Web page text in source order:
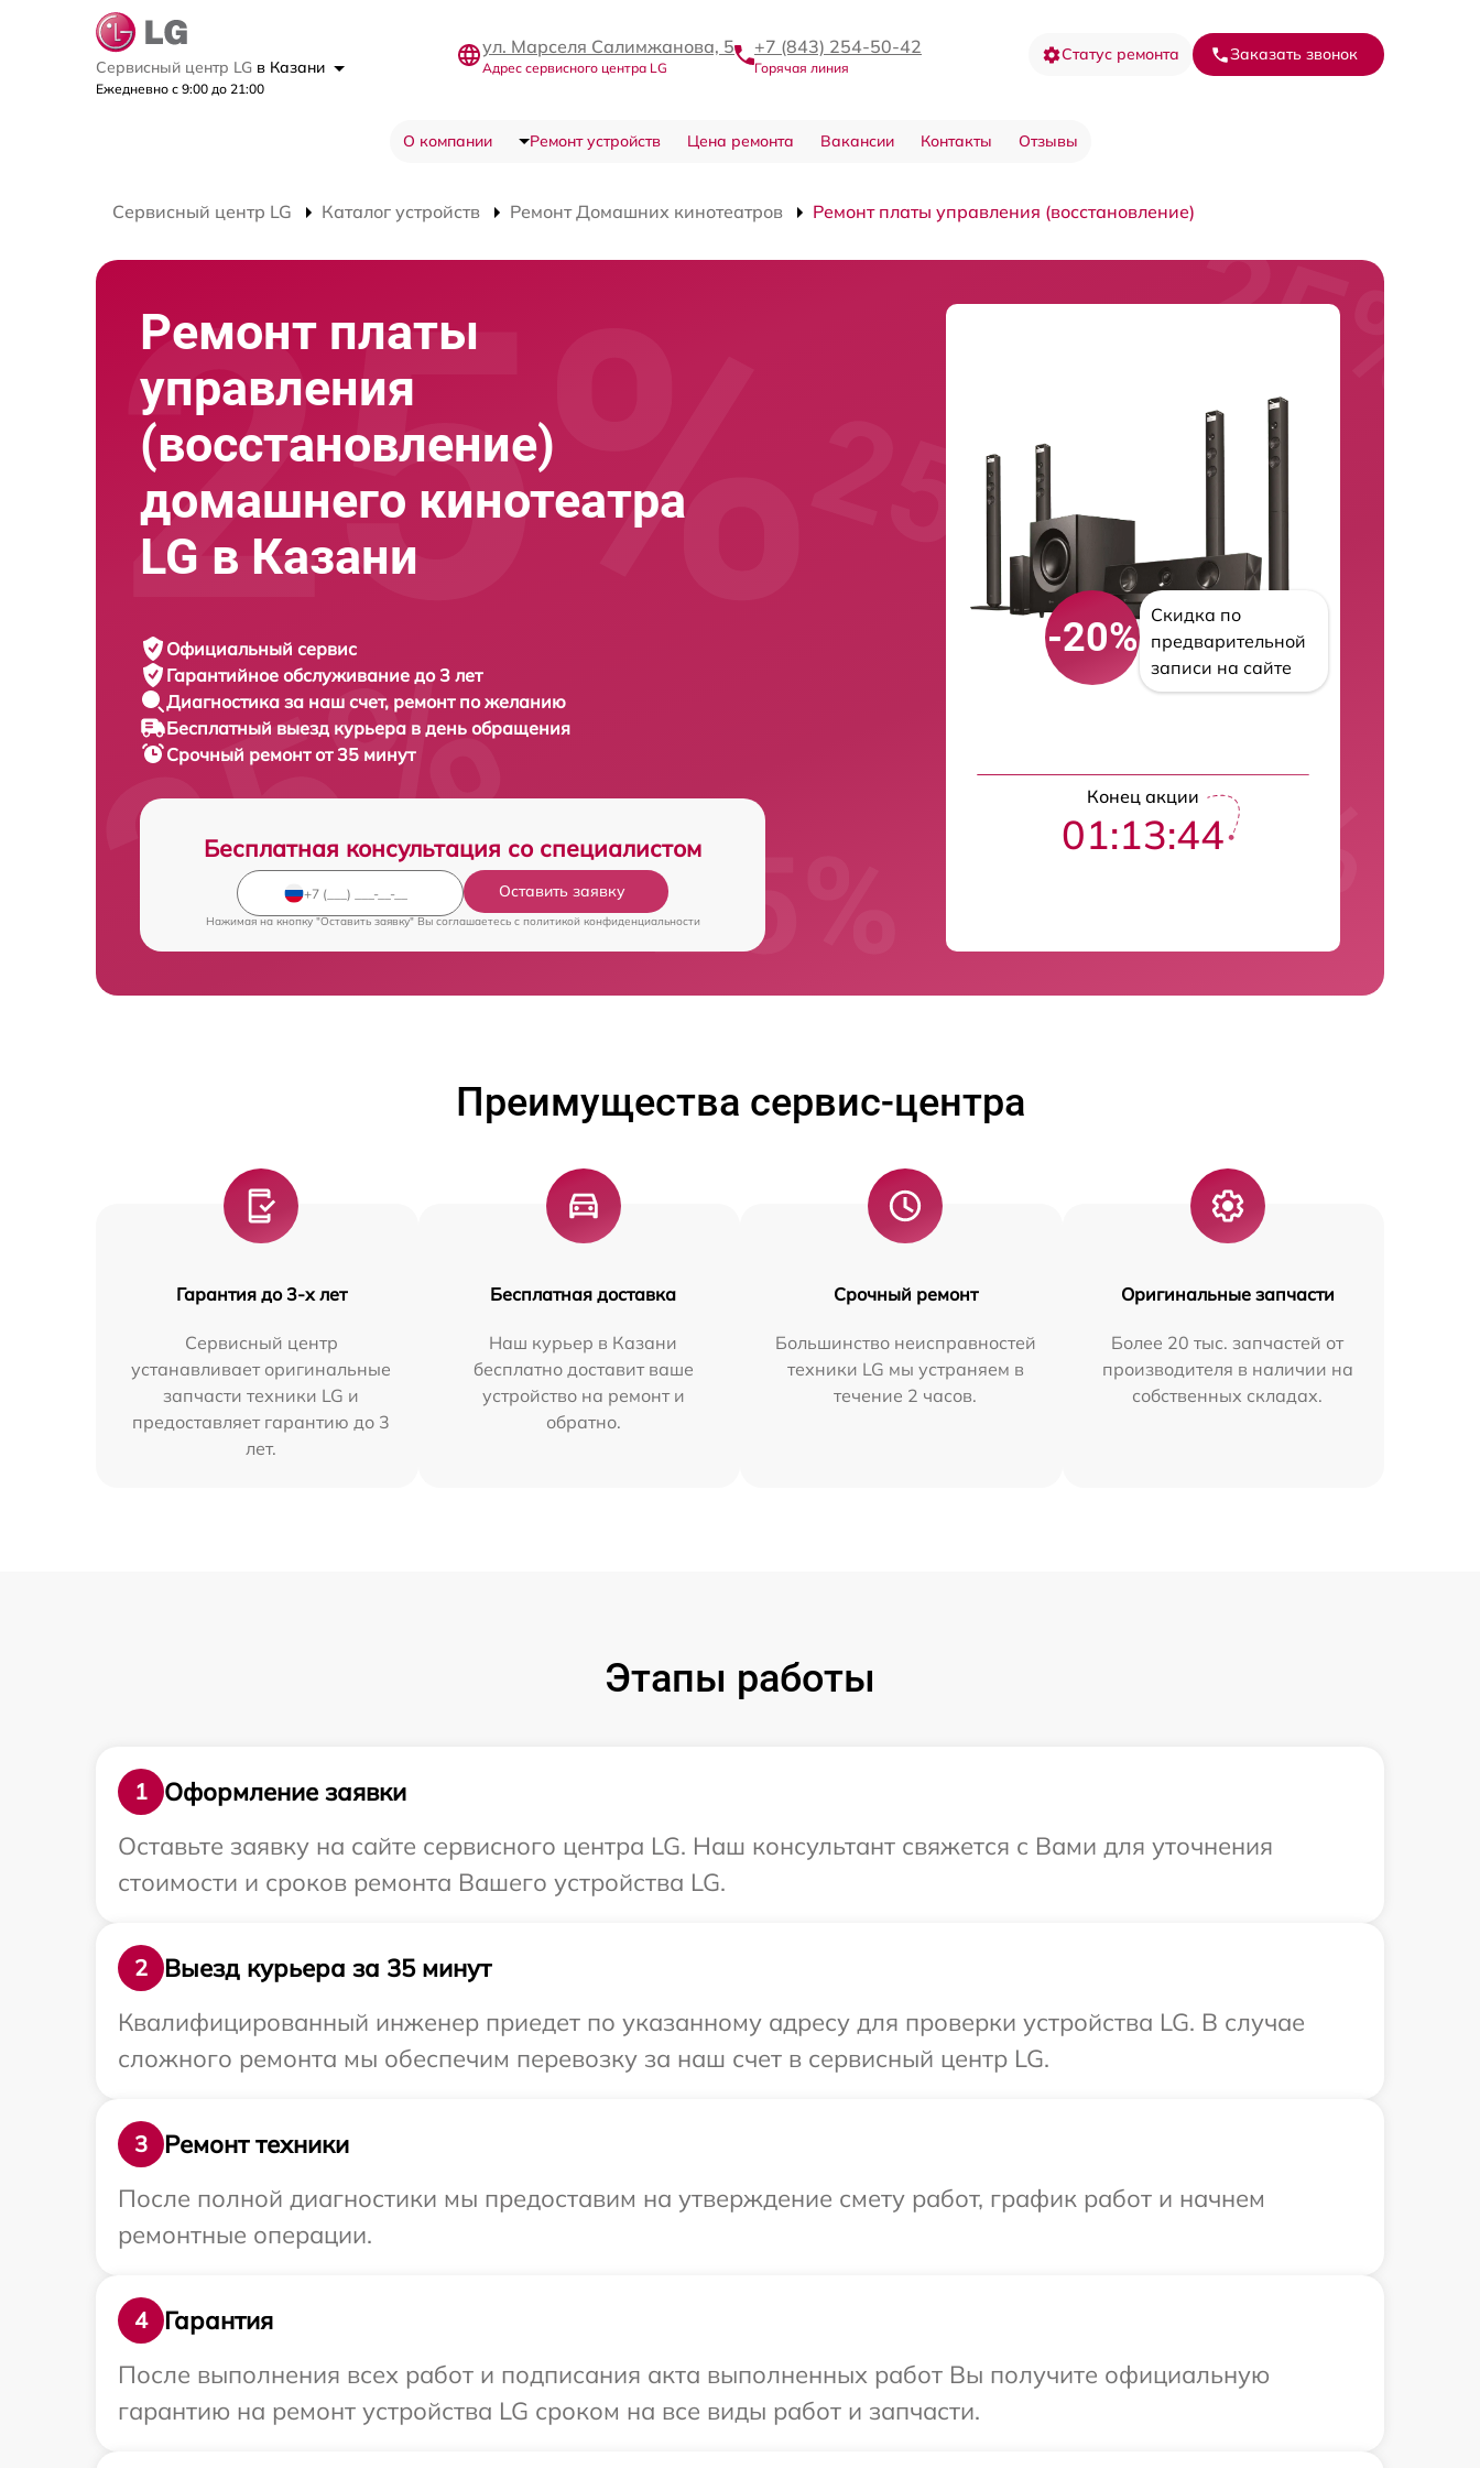
Сервисный центр LG в Казани
Ежедневно с 9:00 до 21:00
ул. Марселя Салимжанова, 5
Адрес сервисного центра LG
+7 (843) 254-50-42
Горячая линия
Статус ремонта Заказать звонок
О компании Ремонт устройств Цена ремонта Вакансии Контакты Отзывы
Сервисный центр LG Каталог устройств Ремонт Домашних кинотеатров Ремонт платы управления (восстановление)
Ремонт платы
управления
(восстановление)
домашнего кинотеатра
LG в Казани
Официальный сервис
Гарантийное обслуживание до 3 лет
Диагностика за наш счет, ремонт по желанию
Бесплатный выезд курьера в день обращения
Срочный ремонтот 35 минут
Бесплатная консультация со специалистом
Оставить заявку
Нажимая на кнопку "Оставить заявку" Вы соглашаетесь c политикой конфиденциальности
-20%
Скидка по
предварительной
записи на сайте
Конец акции
01:13:42
Преимущества сервис-центра
Гарантия до 3-х лет
Сервисный центр
устанавливает оригинальные
запчасти техники LG и
предоставляет гарантию до 3
лет.
Бесплатная доставка
Наш курьер в Казани
бесплатно доставит ваше
устройство на ремонт и
обратно.
Срочный ремонт
Большинство неисправностей
техники LG мы устраняем в
течение 2 часов.
Оригинальные запчасти
Более 20 тыс. запчастей от
производителя в наличии на
собственных складах.
Этапы работы
1
Оформление заявки
Оставьте заявку на сайте сервисного центра LG. Наш консультант свяжется с Вами для уточнения
стоимости и сроков ремонта Вашего устройства LG.
2
Выезд курьера за 35 минут
Квалифицированный инженер приедет по указанному адресу для проверки устройства LG. В случае
сложного ремонта мы обеспечим перевозку за наш счет в сервисный центр LG.
3
Ремонт техники
После полной диагностики мы предоставим на утверждение смету работ, график работ и начнем
ремонтные операции.
4
Гарантия
После выполнения всех работ и подписания акта выполненных работ Вы получите официальную
гарантию на ремонт устройства LG сроком на все виды работ и запчасти.